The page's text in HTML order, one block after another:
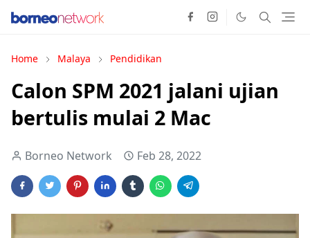
Home Malaya Pendidikan
Calon SPM 2021 jalani ujian
bertulis mulai 2 Mac
Borneo Network Feb 28, 2022